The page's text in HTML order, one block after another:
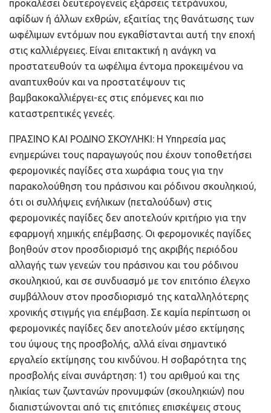
προκαλέσει δευτερογενείς εξάρσεις τετράνυχου,
αφίδων ή άλλων εχθρών, εξαιτίας της θανάτωσης των
ωφέλιμων εντόμων που εγκαθίστανται αυτή την εποχή
στις καλλιέργειες. Είναι επιτακτική η ανάγκη να
προστατευθούν τα ωφέλιμα έντομα προκειμένου να
αναπτυχθούν και να προστατέψουν τις
βαμβακοκαλλιέργει-ες στις επόμενες και πιο
καταστρεπτικές γενεές.
ΠΡΑΣΙΝΟ ΚΑΙ ΡΟΔΙΝΟ ΣΚΟΥΛΗΚΙ: Η Υπηρεσία μας
ενημερώνει τους παραγωγούς που έχουν τοποθετήσει
φερομονικές παγίδες στα χωράφια τους για την
παρακολούθηση του πράσινου και ρόδινου σκουληκιού,
ότι οι συλλήψεις ενήλικων (πεταλούδων) στις
φερομονικές παγίδες δεν αποτελούν κριτήριο για την
εφαρμογή χημικής επέμβασης. Οι φερομονικές παγίδες
βοηθούν στον προσδιορισμό της ακριβής περιόδου
αλλαγής των γενεών του πράσινου και του ρόδινου
σκουληκιού, και σε συνδυασμό με τον επιτόπιο έλεγχο
συμβάλλουν στον προσδιορισμό της καταλληλότερης
χρονικής στιγμής για επέμβαση. Σε καμία περίπτωση οι
φερομονικές παγίδες δεν αποτελούν μέσο εκτίμησης
του ύψους της προσβολής, αλλά είναι σημαντικό
εργαλείο εκτίμησης του κινδύνου. Η σοβαρότητα της
προσβολής είναι συνάρτηση: 1) του αριθμού και της
ηλικίας των ζωντανών προνυμφών (σκουληκιών) που
διαπιστώνονται από τις επιτόπιες επισκέψεις στους